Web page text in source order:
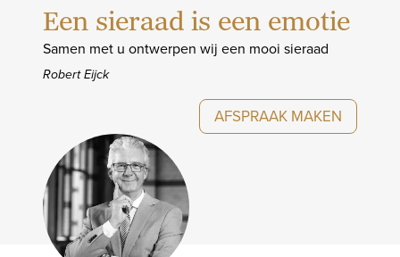
Een sieraad is een emotie
Samen met u ontwerpen wij een mooi sieraad
Robert Eijck
AFSPRAAK MAKEN